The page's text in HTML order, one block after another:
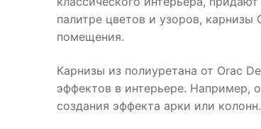
палитре цветов и узоров,
помещения.
Карнизы из полиуретана от Orac
эффектов в интерьере. Например,
создания эффекта арки или колонн.